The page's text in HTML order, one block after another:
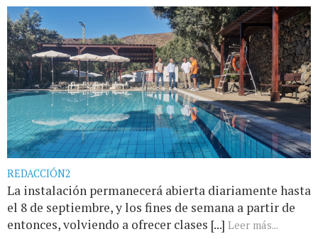
REDACCIÓN2
La instalación permanecerá abierta diariamente hasta
el 8 de septiembre, y los fines de semana a partir de
entonces, volviendo a ofrecer clases [...] Leer más...